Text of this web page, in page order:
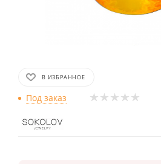
В ИЗБРАННОЕ
Под заказ